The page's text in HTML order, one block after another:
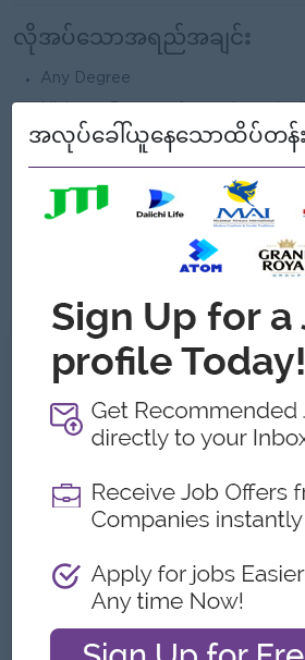
လိုအပ်သောအရည်အချင်း
Any Degree
field
Able to lift at least 30kg.
Willing to work overtime when
Experience in Pharmaceutical
ကျွန်တော့်တို့ ဘာတွေကမ်းလှမ်းနို
အကျိုးအမြတ်
- Bonus
ထူးခြားချက်များ
- Fun Working Environment
အခွင့်အလမ်းများ
အလုပ်ခေါ်ယူနေသောထိပ်တန်း